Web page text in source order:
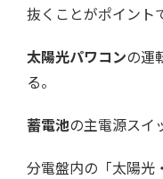
抜くことがポイント
太陽光パワコンの運
る。
蓄電池の主電源スイ
分電盤内の「太陽光